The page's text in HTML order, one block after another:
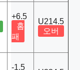
+6.5
홈
패
U214.5
오버
-1.5